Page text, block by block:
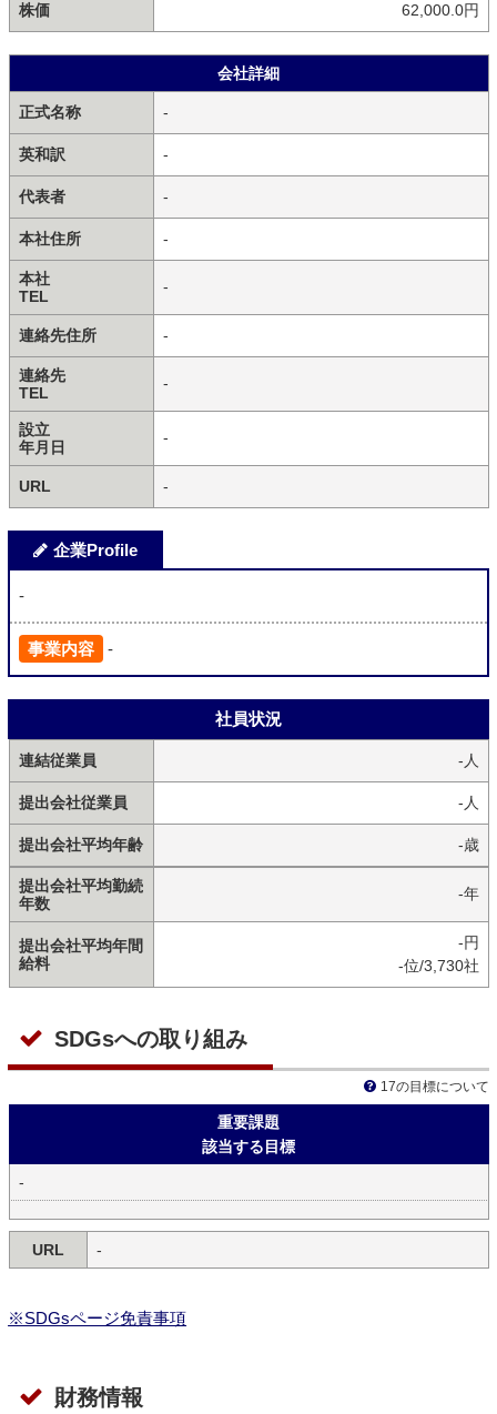
株価 62,000.0円
会社詳細
正式名称 -
英和訳 -
代表者 -
本社住所 -
本社
TEL
-
連絡先住所 -
連絡先
TEL
-
設立
年月日
-
URL -
企業Profile
-
事業内容 -
社員状況
連結従業員 -人
提出会社従業員 -人
提出会社平均年齢 -歳
提出会社平均勤続
年数
-年
提出会社平均年間
給料
-円
-位/3,730社
SDGsへの取り組み
17の目標について
重要課題
該当する目標
-
URL -
※SDGsページ免責事項
財務情報